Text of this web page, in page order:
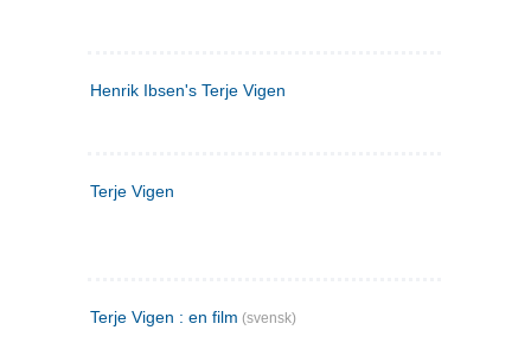
Henrik Ibsen's Terje Vigen
Terje Vigen
Terje Vigen : en film (svensk)